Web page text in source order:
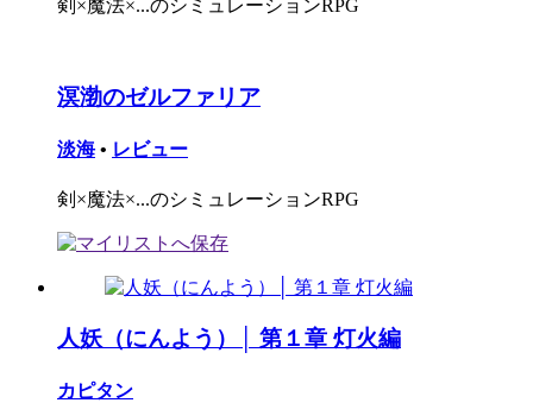
剣×魔法×...のシミュレーションRPG
溟渤のゼルファリア
淡海 • レビュー
剣×魔法×...のシミュレーションRPG
人妖（にんよう）│ 第１章 灯火編
カピタン